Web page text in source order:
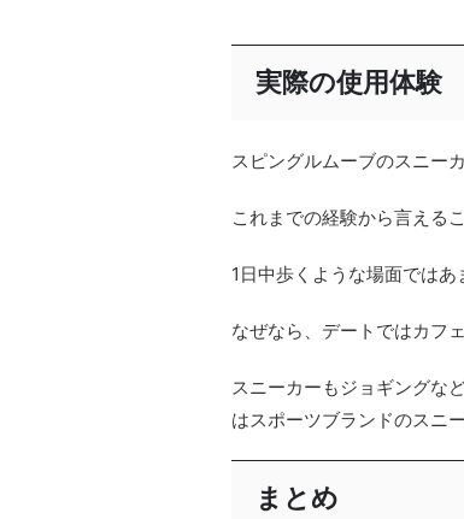
実際の使用体験
スピングルムーブのスニー
これまでの経験から言える
1日中歩くような場面ではあ
なぜなら、デートではカフ
スニーカーもジョギングな
はスポーツブランドのスニ
まとめ